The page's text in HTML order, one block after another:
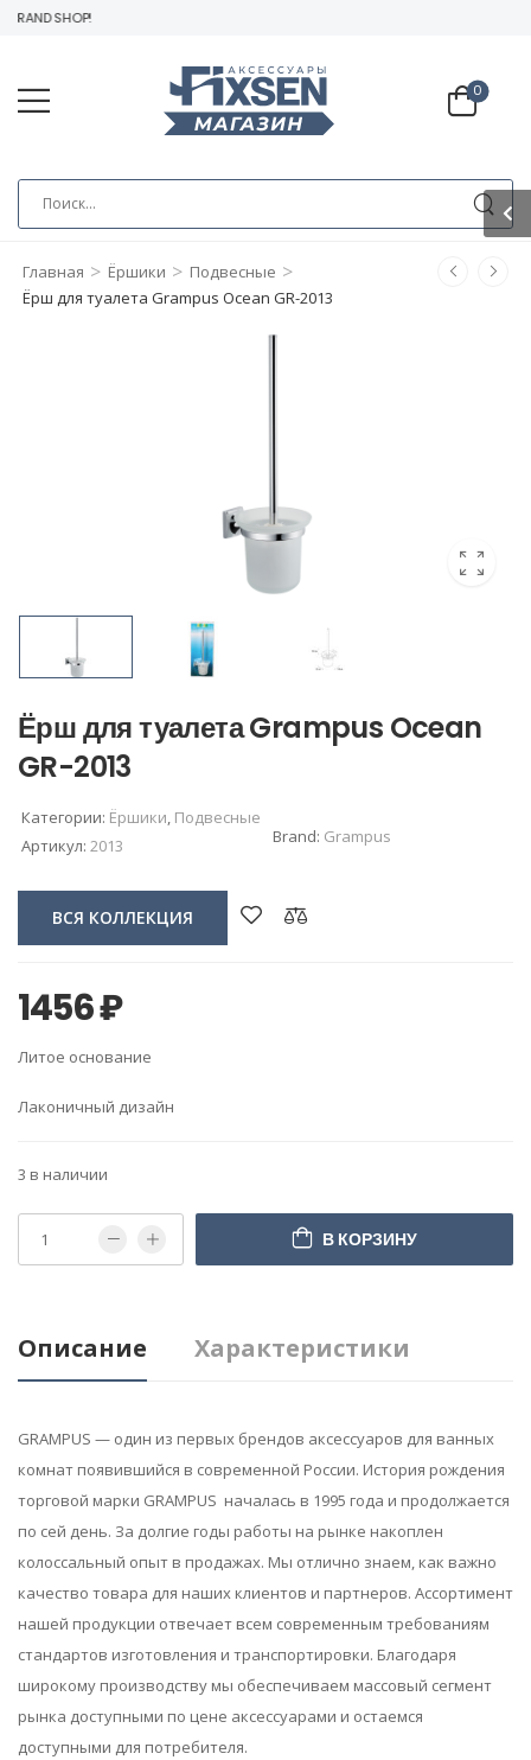
SHOP!
0
Главная > Ёршики > Подвесные >
Ёрш для туалета Grampus Ocean GR-2013
Ёрш для туалета Grampus Ocean
GR-2013
Категории: Ёршики, Подвесные
Артикул: 2013 Brand: Grampus
ВСЯ КОЛЛЕКЦИЯ
1456₽
Литое основание
Лаконичный дизайн
3 в наличии
В КОРЗИНУ
Описание Характеристики
GRAMPUS — один из первых брендов аксессуаров для ванных
комнат появившийся в современной России. История рождения
торговой марки GRAMPUS началась в 1995 года и продолжается
по сей день. За долгие годы работы на рынке накоплен
колоссальный опыт в продажах. Мы отлично знаем, как важно
качество товара для наших клиентов и партнеров. Ассортимент
нашей продукции отвечает всем современным требованиям
стандартов изготовления и транспортировки. Благодаря
широкому производству мы обеспечиваем массовый сегмент
рынка доступными по цене аксессуарами и остаемся
доступными для потребителя.